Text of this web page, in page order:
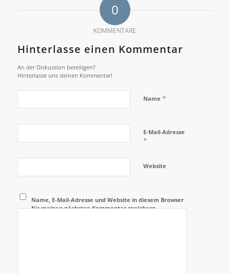
0
KOMMENTARE
Hinterlasse einen Kommentar
An der Diskussion beteiligen?
Hinterlasse uns deinen Kommentar!
Name *
E-Mail-Adresse
*
Website
Name, E-Mail-Adresse und Website in diesem Browser
für meinen nächsten Kommentar speichern.